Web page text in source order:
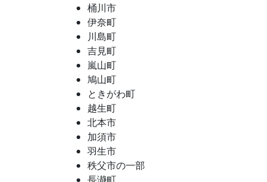
桶川市
伊奈町
川島町
吉見町
嵐山町
鳩山町
ときがわ町
越生町
北本市
加須市
羽生市
秩父市の一部